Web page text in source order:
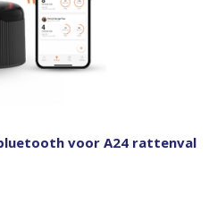
voor A24 rattenval